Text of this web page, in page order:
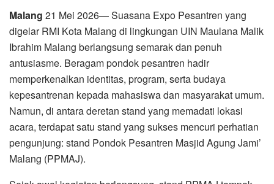
Malang 21 Mei 2026— Suasana Expo Pesantren yang
digelar RMI Kota Malang di lingkungan UIN Maulana Malik
Ibrahim Malang berlangsung semarak dan penuh
antusiasme. Beragam pondok pesantren hadir
memperkenalkan identitas, program, serta budaya
kepesantrenan kepada mahasiswa dan masyarakat umum.
Namun, di antara deretan stand yang memadati lokasi
acara, terdapat satu stand yang sukses mencuri perhatian
pengunjung: stand Pondok Pesantren Masjid Agung Jami’
Malang (PPMAJ).